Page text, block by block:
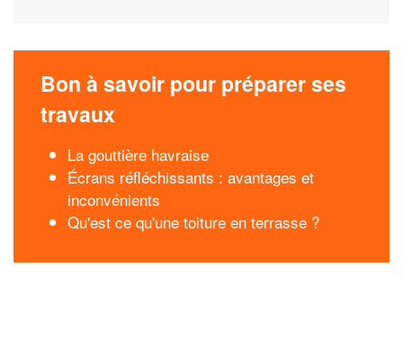
Bon à savoir pour préparer ses
travaux
La gouttière havraise
Écrans réfléchissants : avantages et
inconvénients
Qu'est ce qu'une toiture en terrasse ?